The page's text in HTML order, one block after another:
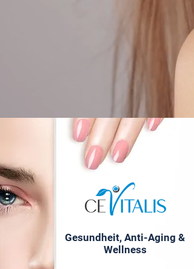
einer starken Community.
Gesundheit, Anti-Aging &
Wellness